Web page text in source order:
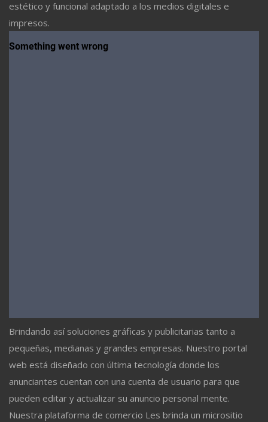
estético y funcional adaptado a los medios digitales e
impresos.
Brindando así soluciones gráficas y publicitarias tanto a
pequeñas, medianas y grandes empresas. Nuestro portal
web está diseñado con última tecnología donde los
anunciantes cuentan con una cuenta de usuario para que
pueden editar y actualizar su anuncio personal mente.
Nuestra plataforma de comercio Les brinda un micrositio